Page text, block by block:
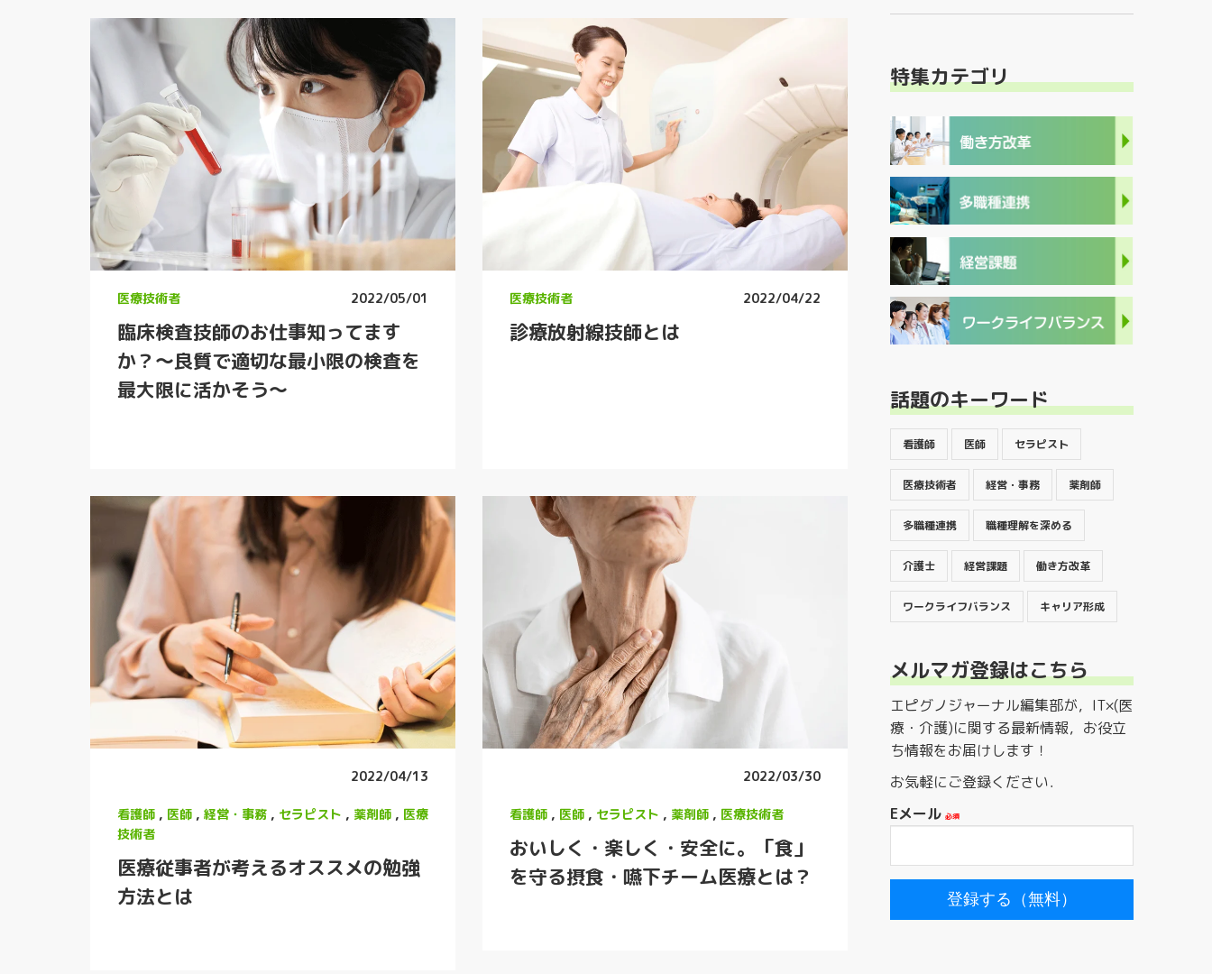
2022/05/01
医療技術者
臨床検査技師のお仕事知ってます
か？〜良質で適切な最小限の検査を
最大限に活かそう〜
2022/04/22
医療技術者
診療放射線技師とは
2022/04/13
看護師 , 医師 , 経営・事務 , セラピスト , 薬剤師 , 医療
技術者
医療従事者が考えるオススメの勉強
方法とは
2022/03/30
看護師, 医師, セラピスト , 薬剤師, 医療技術者
おいしく・楽しく・安全に。「食」
を守る摂食・嚥下チーム医療とは？
特集カテゴリ
話題のキーワード
看護師 医師 セラピスト
医療技術者 経営・事務 薬剤師
多職種連携 職種理解を深める
介護士 経営課題 働き方改革
ワークライフバランス キャリア形成
メルマガ登録はこちら
エピグノジャーナル編集部が，IT×(医
療・介護)に関する最新情報，お役立
ち情報をお届けします！
お気軽にご登録ください．
Eメール